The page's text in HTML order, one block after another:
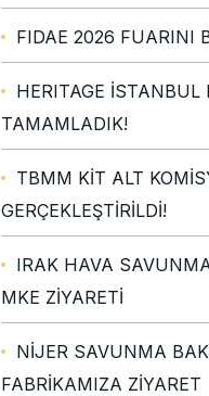
FIDAE 2026 FUARINI
HERITAGE İSTANBUL
TAMAMLADIK!
TBMM KİT ALT
GERÇEKLEŞTİRİLDİ!
IRAK HAVA
MKE ZİYARETİ
NİJER SAVUNMA
FABRİKAMIZA ZİYARET